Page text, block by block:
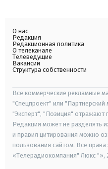
О нас
Редакция
Редакционная политика
О телеканале
Телеведущие
Вакансии
Структура собственности
Все коммерческие рекламные
"Спецпроект" или
"Эксперт", "Позиция" отражают
Редакция может не разделять
и правил цитирования можно
пользования сайтом. Все
«Телерадиокомпания" Люкс "»,